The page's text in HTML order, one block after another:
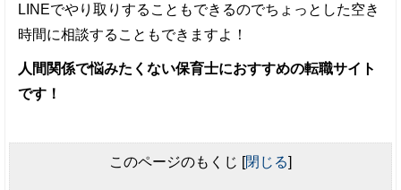
LINEでやり取りすることもできるのでちょっとした空き
時間に相談することもできますよ！
人間関係で悩みたくない保育士におすすめの転職サイト
です！
このページのもくじ [閉じる]